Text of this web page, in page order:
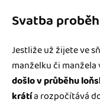
Svatba
Jestliže už žijete ve
manželku či manžela
došlo v průběhu
krátía rozpočítává